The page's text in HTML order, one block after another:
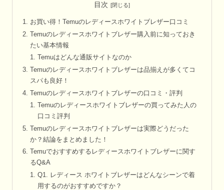
目次
お買い得！Temuのレディースホワイトブレザー口コミ
Temuのレディースホワイトブレザー購入前に知っておき
たい基本情報
Temuはどんな通販サイトなのか
Temuのレディースホワイトブレザーは品揃えが多くてコ
スパも良好！
Temuのレディースホワイトブレザーの口コミ・評判
Temuのレディースホワイトブレザーの買ってみた人の
口コミ評判
Temuのレディースホワイトブレザーは実際どうだった
か？結論をまとめました！
Temuでおすすめするレディースホワイトブレザーに関す
るQ&A
Q1. レディース ホワイトブレザーはどんなシーンで着
用するのがおすすめですか？